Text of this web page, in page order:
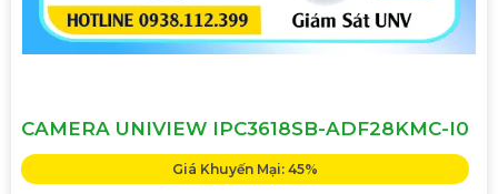
CAMERA UNIVIEW IPC3618SB-ADF28KMC-I0
Giá Khuyến Mại: 45%